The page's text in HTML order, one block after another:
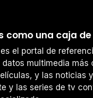
como una caja
el portal de
datos multimedia más
y las noticias
y las series de tv